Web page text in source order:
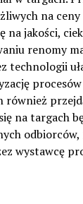
na
na jakości,
renomy
technologii
również
na targach
wystawcę